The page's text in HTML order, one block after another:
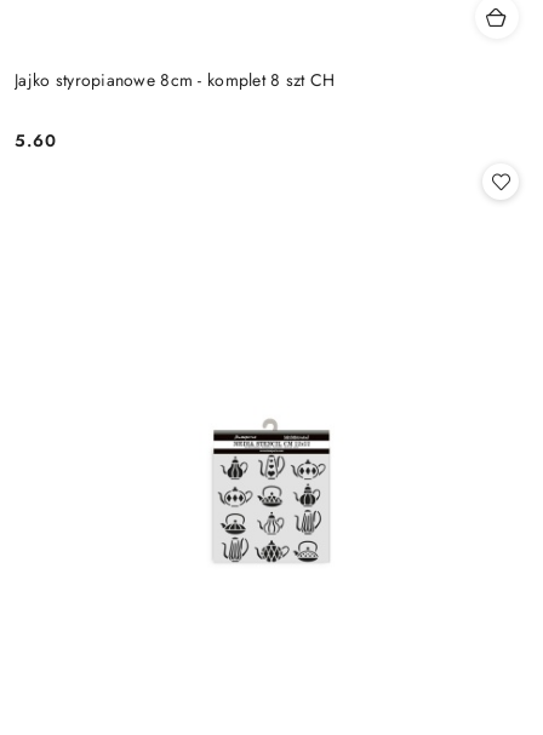
Jajko styropianowe 8cm - komplet 8 szt CH
Cena:
5.60